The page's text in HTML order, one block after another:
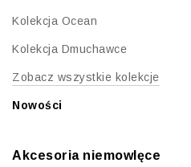
Kolekcja Ocean
Kolekcja Dmuchawce
Zobacz wszystkie kolekcje
Nowości
Akcesoria niemowlęce